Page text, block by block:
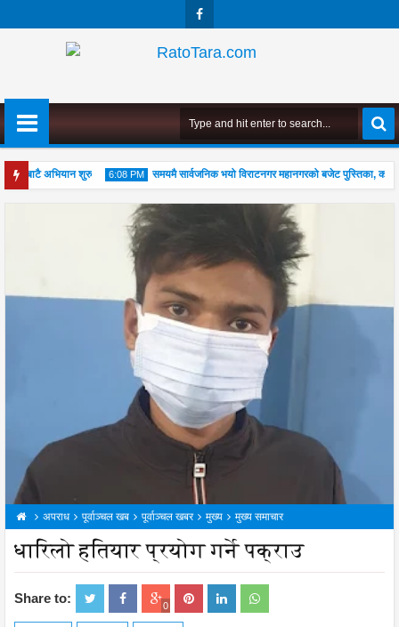
स्तरबाटै अभियान शुरु 6:08 PM
04 Aug
2026
समयमै सार्वजनिक भयो विराटनगर महानगरको बजेट पुस्तिका,
अपराध पूर्वाञ्चल खब पूर्वाञ्चल खबर मुख्य मुख्य समाचार
धारिलो हतियार प्रयोग गर्ने पक्राउ
Share to: 0